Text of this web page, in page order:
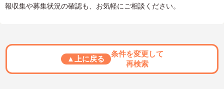
報収集や募集状況の確認も、お気軽にご相談ください。
▲上に戻る
条件を変更して
再検索